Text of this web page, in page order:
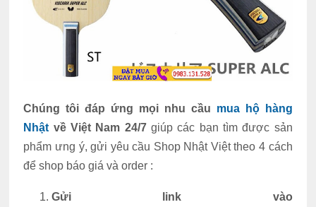
Chúng tôi đáp ứng mọi nhu cầu mua hộ hàng
Nhật về Việt Nam 24/7giúp các bạn tìm được sản
phẩm ưng ý, gửi yêu cầu Shop Nhật Việt theo 4 cách
để shop báo giá và order :
Gửi link vào